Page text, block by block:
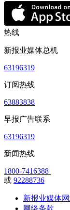
热线
新报业媒体总机
63196319
订阅热线
63883838
早报广告联系
63196319
新闻热线
1800-7416388
或 92288736
新报业媒体